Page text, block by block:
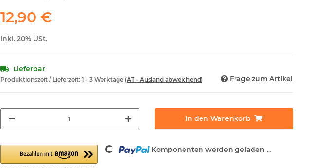
12,90 €
inkl. 20% USt.
Lieferbar
Produktionszeit / Lieferzeit: 1 - 3 Werktage (AT - Ausland abweichend) Frage zum Artikel
In den Warenkorb
Loading... Komponenten werden geladen ...